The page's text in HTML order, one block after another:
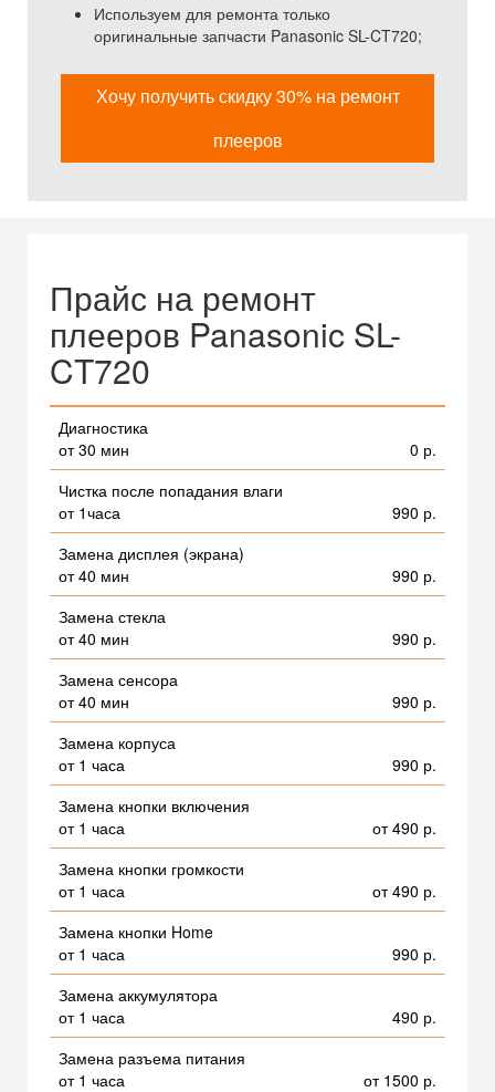
Используем для ремонта только
оригинальные запчасти Panasonic SL-CT720;
Хочу получить скидку 30% на ремонт
плееров
Прайс на ремонт
плееров Panasonic SL-
CT720
Диагностика
от 30 мин
0 р.
Чистка после попадания влаги
от 1часа
990 р.
Замена дисплея (экрана)
от 40 мин
990 р.
Замена стекла
от 40 мин
990 р.
Замена сенсора
от 40 мин
990 р.
Замена корпуса
от 1 часа
990 р.
Замена кнопки включения
от 1 часа
от 490 р.
Замена кнопки громкости
от 1 часа
от 490 р.
Замена кнопки Home
от 1 часа
990 р.
Замена аккумулятора
от 1 часа
490 р.
Замена разъема питания
от 1 часа
от 1500 р.